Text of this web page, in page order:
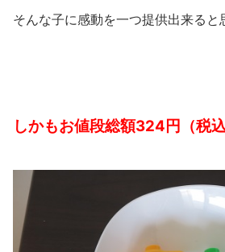
そんな子に感動を一つ提供出来ると
しかもお値段総額324円（税込